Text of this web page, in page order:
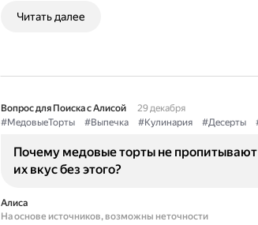
Читать далее
Вопрос для Поиска с Алисой
29 декабря
#МедовыеТорты
#Выпечка #Кулинария #Десерты
Почему медовые торты не
их вкус без этого?
Алиса
На основе источников, возможны неточности